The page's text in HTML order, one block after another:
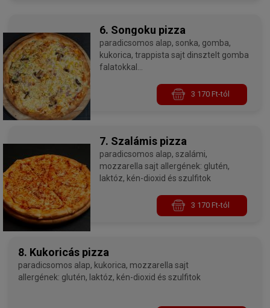
6. Songoku pizza
paradicsomos alap, sonka, gomba,
kukorica, trappista sajt dinsztelt gomba
falatokkal
szulfitok, gombák
3 170 Ft-tól
7. Szalámis pizza
paradicsomos alap, szalámi,
mozzarella sajt allergének: glutén,
laktóz, kén-dioxid és szulfitok
3 170 Ft-tól
8. Kukoricás pizza
paradicsomos alap, kukorica, mozzarella sajt
allergének: glutén, laktóz, kén-dioxid és szulfitok